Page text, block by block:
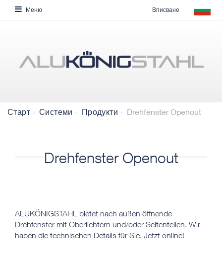
Меню Вписване
Старт Системи Продукти Drehfenster Openout
Drehfenster Openout
​​​​​ALUKÖNIGSTAHL bietet nach außen öffnende
Drehfenster mit Oberlichtern und/oder Seitenteilen. Wir
haben die technischen Details für Sie. Jetzt online!